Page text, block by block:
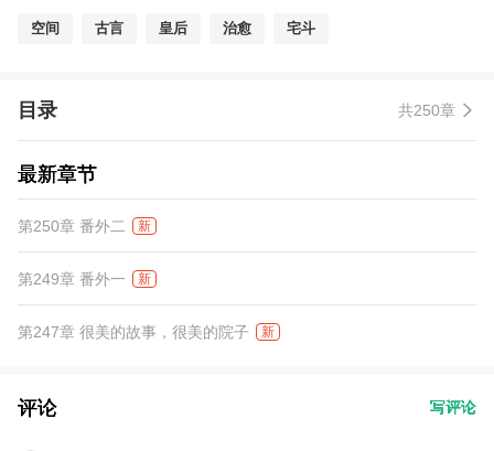
卷入这世事无限的纷争中来。一路走一路停，这繁华世事间她看透
也愿陪你披荆斩棘，跨过这世间最难的那道门槛，看你站在最高
空间 古言 皇后 治愈 宅斗
目录 共250章
最新章节
第250章 番外二 新
第249章 番外一 新
第247章 很美的故事，很美的院子 新
评论 写评论